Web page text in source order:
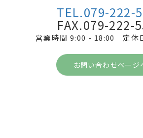
TEL.079-222-
FAX.079-222-
営業時間 9:00 - 18:00 定休日
お問い合わせページ